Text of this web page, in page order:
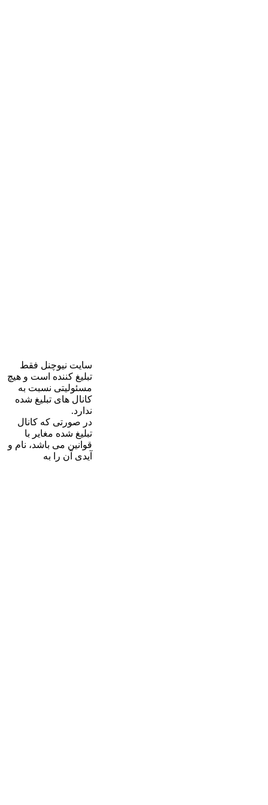
سایت نیوچنل فقط
تبلیغ کننده است و هیچ
مسئولیتی نسبت به
کانال های تبلیغ شده
ندارد.
در صورتی که کانال
تبلیغ شده مغایر با
قوانین می باشد، نام و
آیدی آن را به